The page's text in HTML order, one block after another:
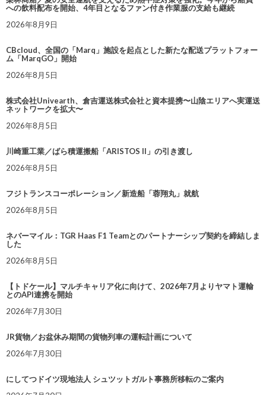
への飲料配布を開始、4年目となるファン付き作業服の支給も継続
2026年8月9日
CBcloud、全国の「Marq」施設を起点とした新たな配送プラットフォー
ム「MarqGO」開始
2026年8月5日
株式会社Univearth、倉吉運送株式会社と資本提携〜山陰エリアへ実運送
ネットワークを拡大〜
2026年8月5日
川崎重工業／ばら積運搬船「ARISTOS II」の引き渡し
2026年8月5日
フジトランスコーポレーション／新造船「蓉翔丸」就航
2026年8月5日
ネバーマイル：TGR Haas F1 Teamとのパートナーシップ契約を締結しま
した
2026年8月5日
【トドケール】マルチキャリア化に向けて、2026年7月よりヤマト運輸
とのAPI連携を開始
2026年7月30日
JR貨物／お盆休み期間の貨物列車の運転計画について
2026年7月30日
にしてつドイツ現地法人 シュツットガルト事務所移転のご案内